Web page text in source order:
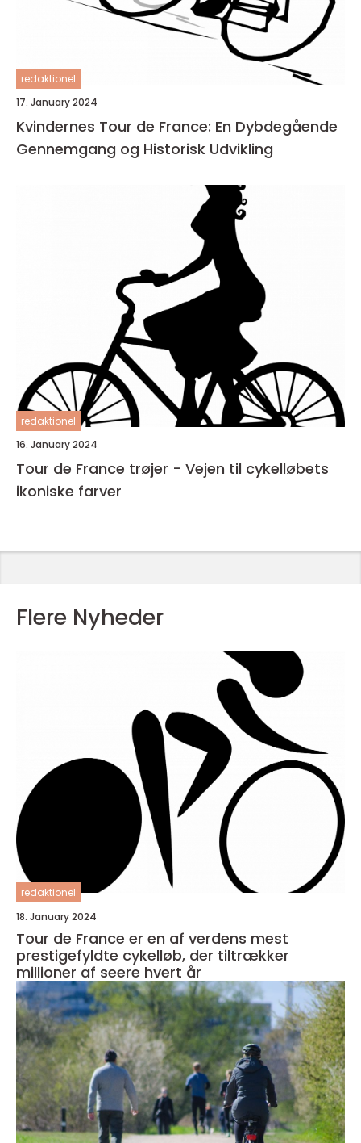
redaktionel
17. January 2024
Kvindernes Tour de France: En Dybdegående
Gennemgang og Historisk Udvikling
redaktionel
16. January 2024
Tour de France trøjer - Vejen til cykelløbets
ikoniske farver
Flere Nyheder
redaktionel
18. January 2024
Tour de France er en af verdens mest
prestigefyldte cykelløb, der tiltrækker
millioner af seere hvert år